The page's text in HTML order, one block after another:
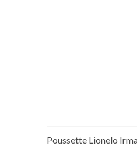
Poussette Lionelo